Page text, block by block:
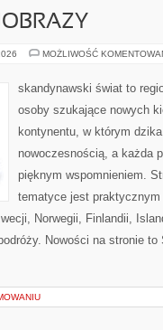
MOŻLIWOŚĆ
skandynawski świat to
osoby szukające nowych
kontynentu, w którym
nowoczesnością, a każda
pięknym wspomnieniem.
tematyce jest
Norwegii, Finlandii,
Nowości na stronie